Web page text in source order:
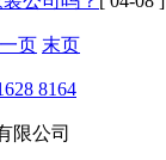
页 末页
8164
限公司